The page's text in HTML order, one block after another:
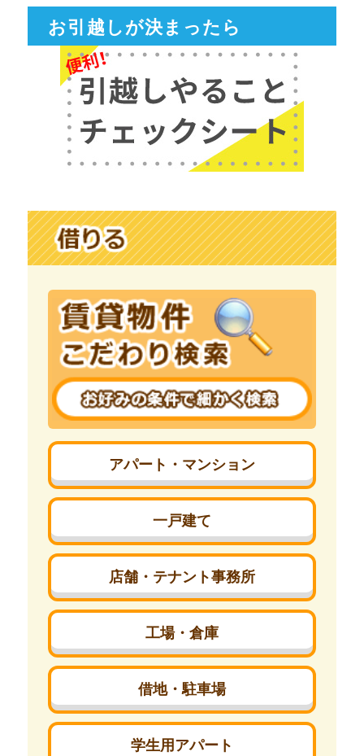
お引越しが決まったら
アパート・マンション
一戸建て
店舗・テナント事務所
工場・倉庫
借地・駐車場
学生用アパート